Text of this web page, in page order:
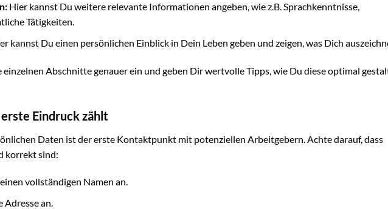
Hier kannst Du weitere relevante Informationen angeben, wie z.B. Sprachkenntnisse,
Tätigkeiten.
kannst Du einen persönlichen Einblick in Dein Leben geben und zeigen, was Dich
einzelnen Abschnitte genauer ein und geben Dir wertvolle Tipps, wie Du diese optimal
Eindruck zählt
Daten ist der erste Kontaktpunkt mit potenziellen Arbeitgebern. Achte darauf, dass
korrekt sind:
vollständigen Namen an.
an.